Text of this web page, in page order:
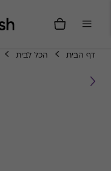
דף הבית הכל לבית